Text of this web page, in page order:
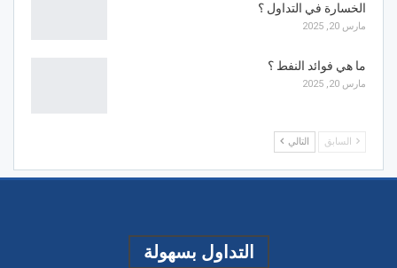
الخسارة في التداول ؟
مارس 20, 2025
ما هي فوائد النفط ؟
مارس 20, 2025
السابق التالي
التداول بسهولة